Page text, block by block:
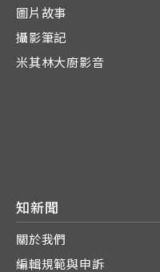
圖片故事
攝影筆記
米其林大廚影音
知新聞
關於我們
編輯規範與申訴